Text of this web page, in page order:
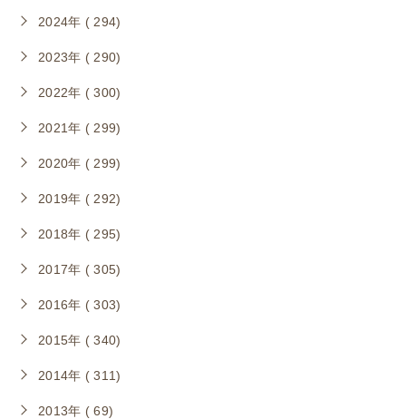
2024年 ( 294)
2023年 ( 290)
2022年 ( 300)
2021年 ( 299)
2020年 ( 299)
2019年 ( 292)
2018年 ( 295)
2017年 ( 305)
2016年 ( 303)
2015年 ( 340)
2014年 ( 311)
2013年 ( 69)